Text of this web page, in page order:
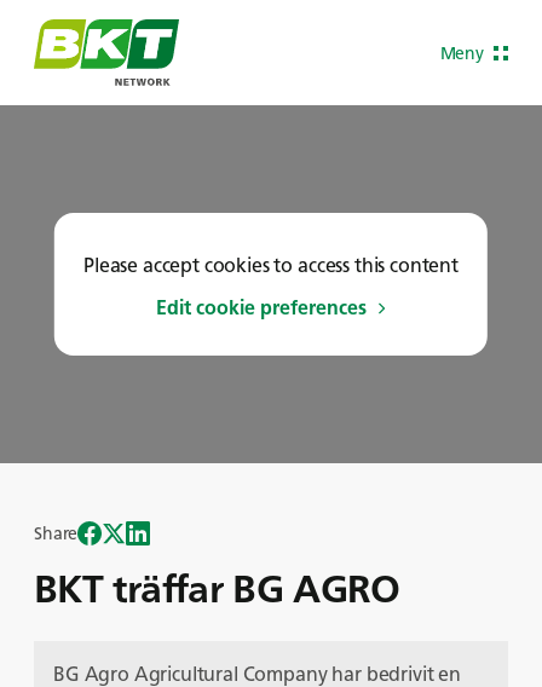
Meny
Please accept cookies to access this content
Edit cookie preferences
BKT träffar BG AGRO
Share
BG Agro Agricultural Company har bedrivit en